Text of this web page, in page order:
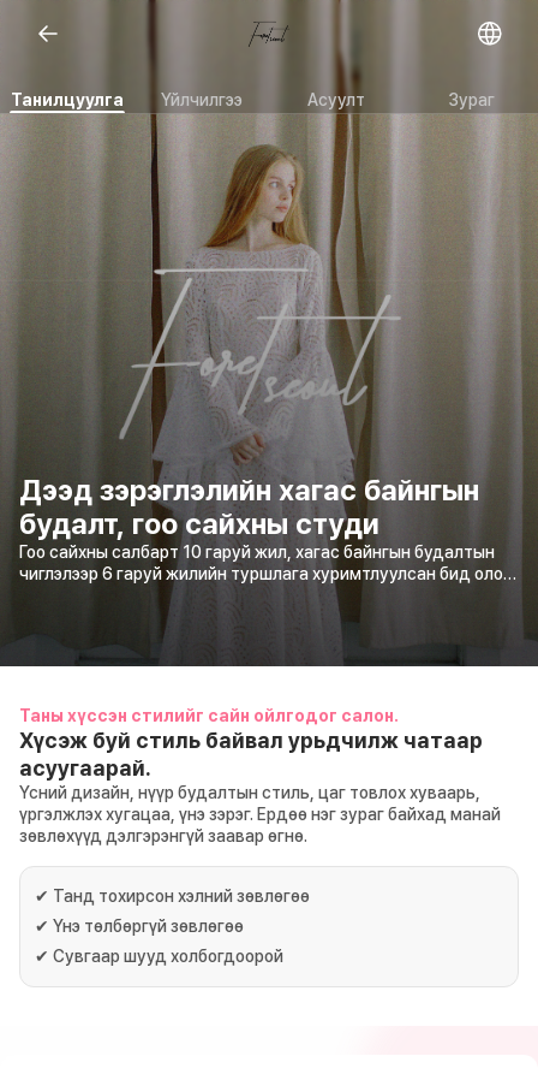
Танилцуулга Үйлчилгээ Асуулт Зураг
Дээд зэрэглэлийн хагас байнгын
будалт, гоо сайхны студи
Гоо сайхны салбарт 10 гаруй жил, хагас байнгын будалтын
чиглэлээр 6 гаруй жилийн туршлага хуримтлуулсан бид олон
төрлийн бодит кейс, мэргэжлийн ур чадварт тулгуурлан
үйлчлүүлэгч бүрийн нүүрний хэлбэр, арьсны онцлог, дүр
төрхөд тохирсон загварыг санал болгодог. Манай
багтдаг. Байгалийн төрхтэй, цэвэрхэн, дэгжин үр дүнг хүсдэг
үйлчлүүлэгчдэд өндөр сэтгэл ханамжийг хүргэдэг. Foret Seoul
нь ариун цэвэр, аюулгүй орчин, мэргэжлийн үйлчилгээг
хамгийн чухал үнэт зүйл гэж үздэг. Бүх үйлчилгээг төлөөлөгч
захиралтай хийх ганцаарчилсан зөвлөгөөний дараа
гүйцэтгэдэг. Нүүрний харьцаа, төрөлхийн хөмсөгний байдал,
харгалзан үзэж, үйлчлүүлэгч бүрт хамгийн байгалийн бөгөөд
зохицсон дизайныг бүтээдэг.
Таны хүссэн стилийг сайн ойлгодог салон.
Хүсэж буй стиль байвал урьдчилж чатаар
асуугаарай.
Үсний дизайн, нүүр будалтын стиль, цаг товлох хуваарь,
үргэлжлэх хугацаа, үнэ зэрэг. Ердөө нэг зураг байхад манай
зөвлөхүүд дэлгэрэнгүй заавар өгнө.
✔ Танд тохирсон хэлний зөвлөгөө
✔ Үнэ төлбөргүй зөвлөгөө
✔ Сувгаар шууд холбогдоорой